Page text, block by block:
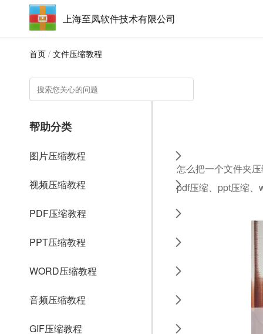
上海至凤软件技术有限公司
首页 / 文件压缩教程
帮助分类
图片压缩教程
视频压缩教程
PDF压缩教程
PPT压缩教程
WORD压缩教程
音频压缩教程
GIF压缩教程
怎么把一个文件夹
pdf压缩、ppt压缩